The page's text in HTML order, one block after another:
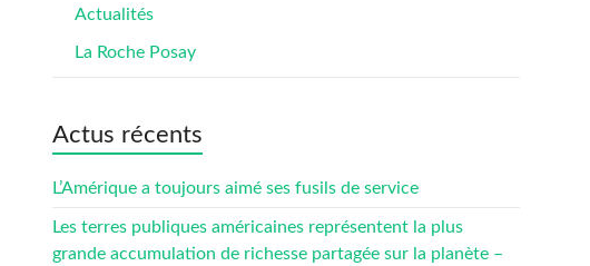
Actualités
La Roche Posay
Actus récents
L’Amérique a toujours aimé ses fusils de service
Les terres publiques américaines représentent la plus
grande accumulation de richesse partagée sur la planète –